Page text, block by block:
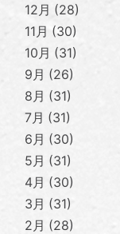
12月
28
11月
30
10月
31
9月
26
8月
31
7月
31
6月
30
5月
31
4月
30
3月
31
2月
28